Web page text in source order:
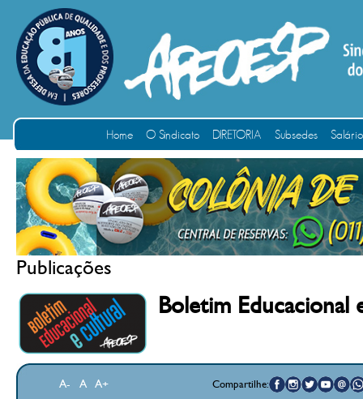
Home O Sindicato DIRETORIA Subsedes
Publicações
Boletim Educacional
A- A A+ Compartilhe: